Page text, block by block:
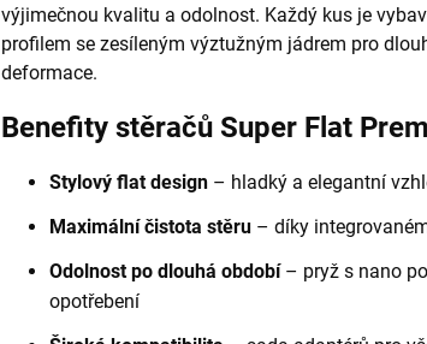
výjimečnou kvalitu a odolnost. Každý kus je
profilem se zesíleným výztužným jádrem pro
deformace.
Benefity stěračů Super Flat
Stylový flat design – hladký a elegantní
Maximální čistota stěru – díky
Odolnost po dlouhá období– pryž s nano
opotřebení